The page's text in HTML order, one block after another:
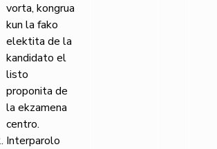
vorta, kongrua
kun la fako
elektita de la
kandidato el
listo
proponita de
la ekzamena
centro.
Interparolo